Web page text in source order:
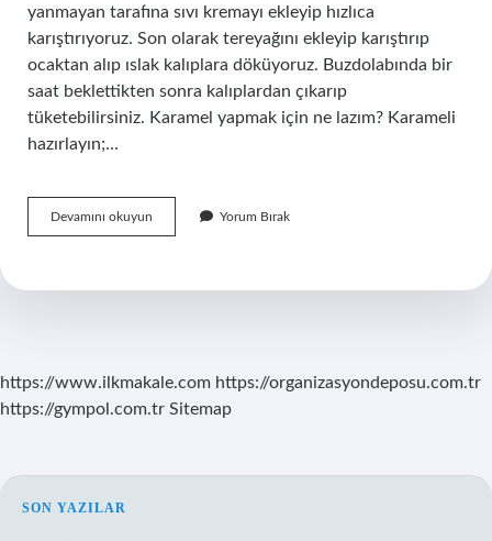
yanmayan tarafına sıvı kremayı ekleyip hızlıca
karıştırıyoruz. Son olarak tereyağını ekleyip karıştırıp
ocaktan alıp ıslak kalıplara döküyoruz. Buzdolabında bir
saat beklettikten sonra kalıplardan çıkarıp
tüketebilirsiniz. Karamel yapmak için ne lazım? Karameli
hazırlayın;…
Devamını okuyun
Şekerle
Yapılır
Yorum Bırak
https://www.ilkmakale.com https://organizasyondeposu.com.tr
https://gympol.com.tr Sitemap
SIDEBAR
SON YAZILAR